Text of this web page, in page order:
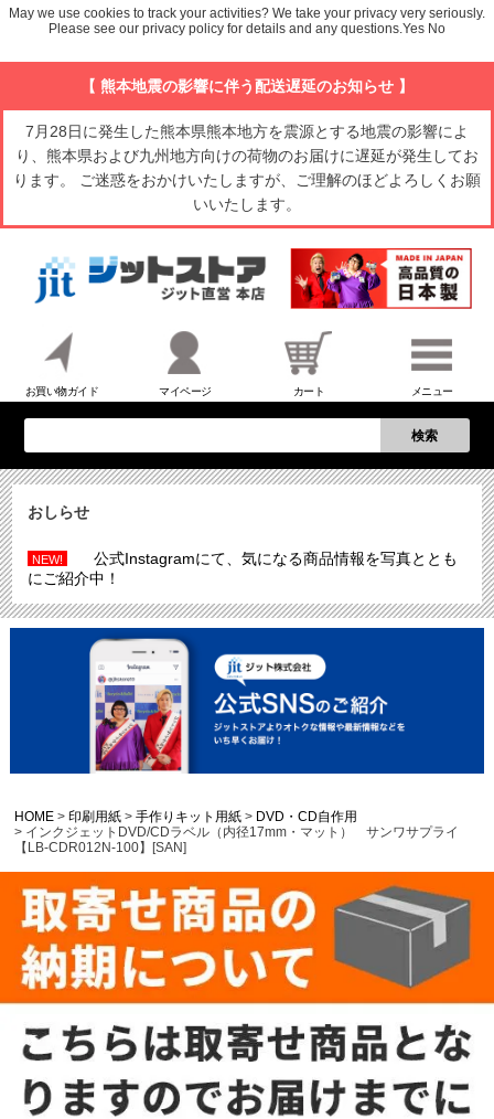
【 熊本地震の影響に伴う配送遅延のお知らせ 】
7月28日に発生した熊本県熊本地方を震源とする地震の影響によ
り、熊本県および九州地方向けの荷物のお届けに遅延が発生してお
ります。 ご迷惑をおかけいたしますが、ご理解のほどよろしくお願
いいたします。
お買い物ガイド マイページ カート メニュー
検索
おしらせ
NEW!
公式Instagramにて、気になる商品情報を写真ととも
にご紹介中！
HOME 印刷用紙 手作りキット用紙
DVD・CD自作用
インクジェットDVD/CDラベル（内径17mm・マット） サンワサプライ
【LB-CDR012N-100】[SAN]
May we use cookies to track your activities? We take your privacy very seriously.
Please see our privacy policy for details and any questions.Yes No